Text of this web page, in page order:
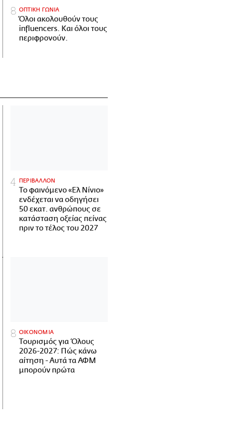
ΟΠΤΙΚΗ ΓΩΝΙΑ
Όλοι ακολουθούν τους
influencers. Και όλοι τους
περιφρονούν.
ΠΕΡΙΒΑΛΛΟΝ
Το φαινόμενο «Ελ Νίνιο»
ενδέχεται να οδηγήσει
50 εκατ. ανθρώπους σε
κατάσταση οξείας πείνας
πριν το τέλος του 2027
ΟΙΚΟΝΟΜΙΑ
Τουρισμός για Όλους
2026-2027: Πώς κάνω
αίτηση - Αυτά τα ΑΦΜ
μπορούν πρώτα